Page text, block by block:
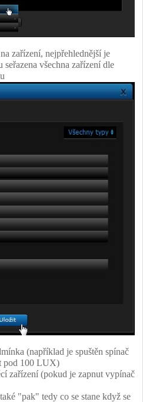
zařízení, nejpřehlednější je
všechna zařízení dle
(například je spuštěn spínač
pod 100 LUX)
zařízení (pokud je zapnut vypínač
"pak" tedy co se stane když se